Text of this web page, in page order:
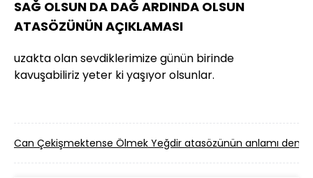
SAĞ OLSUN DA DAĞ ARDINDA OLSUN
ATASÖZÜNÜN AÇIKLAMASI
uzakta olan sevdiklerimize günün birinde
kavuşabiliriz yeter ki yaşıyor olsunlar.
Can Çekişmektense Ölmek Yeğdir atasözünün anlamı